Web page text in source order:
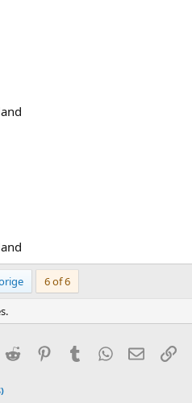
6 of 6
Reddit PinterestTumblrWhatsApp
E-mail